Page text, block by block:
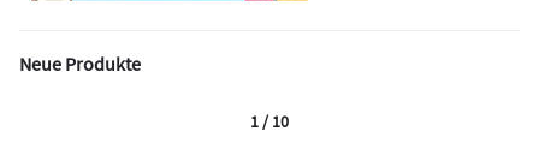
Neue Produkte
1 / 10